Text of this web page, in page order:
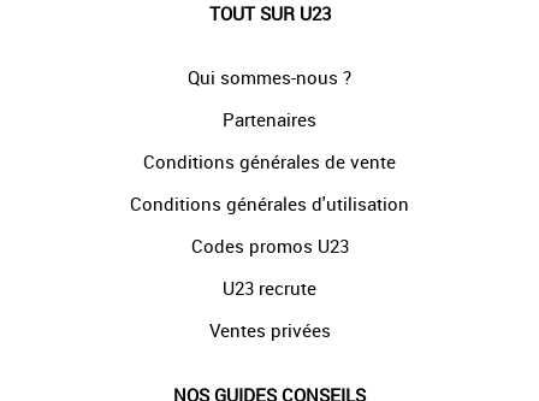
TOUT SUR U23
Qui sommes-nous ?
Partenaires
Conditions générales de vente
Conditions générales d'utilisation
Codes promos U23
U23 recrute
Ventes privées
NOS GUIDES CONSEILS